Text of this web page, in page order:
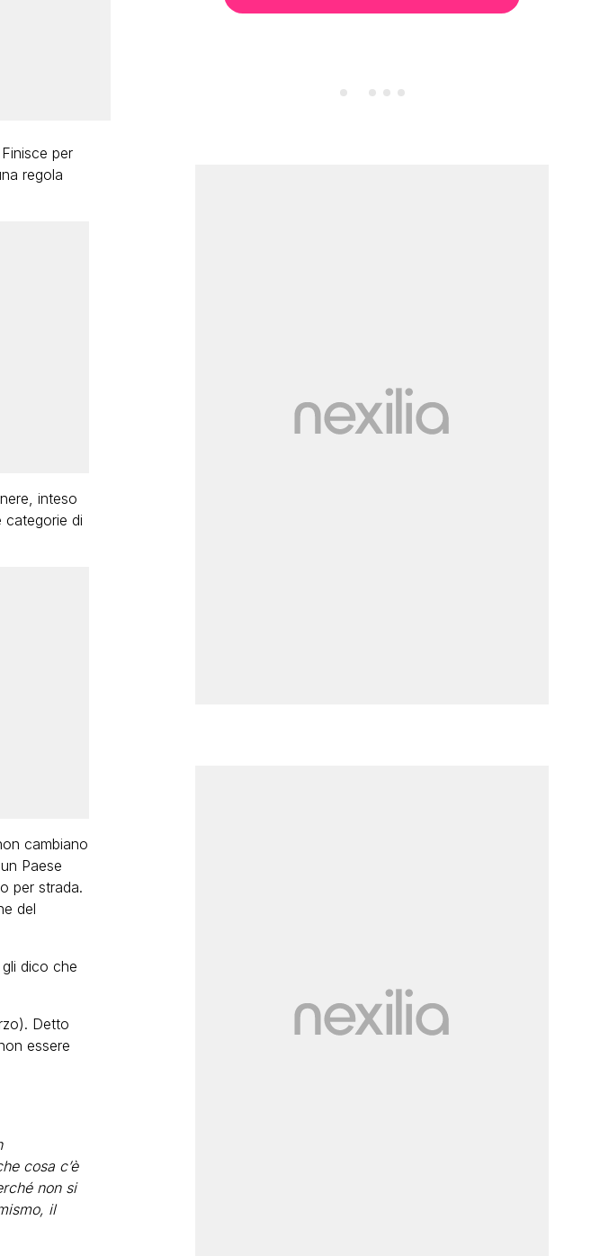
per
regola
inteso
categorie di
cambiano
Paese
per strada.
del
dico che
Detto
essere
cosa c’è
non si
il